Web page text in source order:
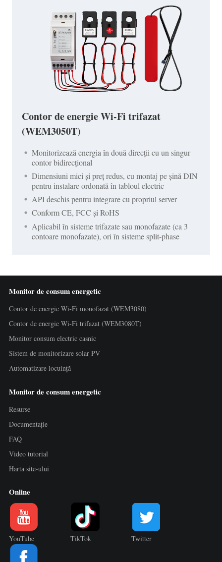
Contor de energie Wi-Fi trifazat
(WEM3050T)
Monitorizează energia în două direcții cu un singur
contor bidirecțional
Dimensiuni mici și preț redus, cu montaj pe șină DIN
pentru instalare ordonată în tabloul electric
API deschis pentru integrare cu propriul server
Conform CE, FCC și RoHS
Aplicabil în sisteme trifazate sau monofazate (ca 3
contoare monofazate), ori în sisteme split-phase
Monitor de consum energetic
Contor de energie Wi-Fi monofazat (WEM3080)
Contor de energie Wi-Fi trifazat (WEM3080T)
Monitor consum electric casnic
Sistem de monitorizare solar PV
Automatizare locuință
Monitor de consum energetic
Resurse
Documentație
FAQ
Video tutorial
Harta site-ului
Online
YouTube TikTok Twitter